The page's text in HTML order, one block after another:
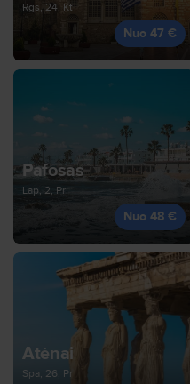
Rgs, 24, Kt
Nuo 47 €
Pafosas
Lap, 2, Pr
Nuo 48 €
Atėnai
Spa, 26, Pr